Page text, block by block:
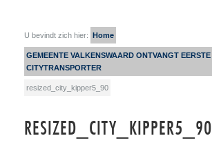
U bevindt zich hier: Home
GEMEENTE VALKENSWAARD ONTVANGT EERSTE
CITYTRANSPORTER
resized_city_kipper5_90
RESIZED_CITY_KIPPER5_90